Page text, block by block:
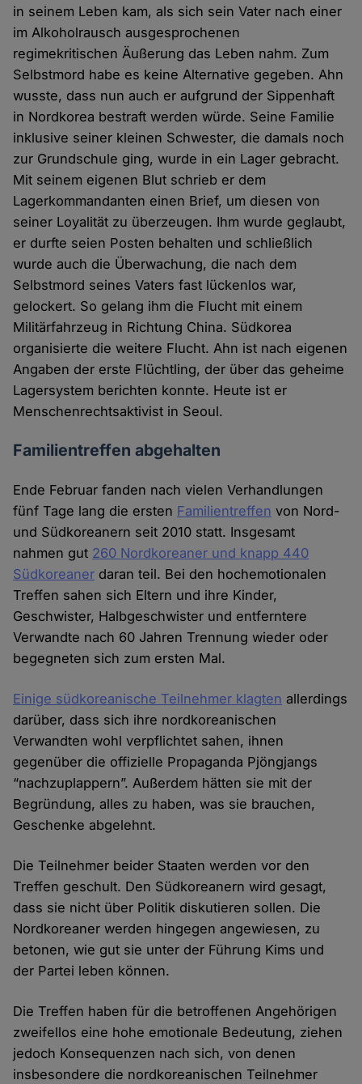
in seinem Leben kam, als sich sein Vater nach einer
im Alkoholrausch ausgesprochenen
regimekritischen Äußerung das Leben nahm. Zum
Selbstmord habe es keine Alternative gegeben. Ahn
wusste, dass nun auch er aufgrund der Sippenhaft
in Nordkorea bestraft werden würde. Seine Familie
inklusive seiner kleinen Schwester, die damals noch
zur Grundschule ging, wurde in ein Lager gebracht.
Mit seinem eigenen Blut schrieb er dem
Lagerkommandanten einen Brief, um diesen von
seiner Loyalität zu überzeugen. Ihm wurde geglaubt,
er durfte seien Posten behalten und schließlich
wurde auch die Überwachung, die nach dem
Selbstmord seines Vaters fast lückenlos war,
gelockert. So gelang ihm die Flucht mit einem
Militärfahrzeug in Richtung China. Südkorea
organisierte die weitere Flucht. Ahn ist nach eigenen
Angaben der erste Flüchtling, der über das geheime
Lagersystem berichten konnte. Heute ist er
Menschenrechtsaktivist in Seoul.
Familientreffen abgehalten
Ende Februar fanden nach vielen Verhandlungen
fünf Tage lang die ersten Familientreffen von Nord-
und Südkoreanern seit 2010 statt. Insgesamt
nahmen gut 260 Nordkoreaner und knapp 440
Südkoreaner daran teil. Bei den hochemotionalen
Treffen sahen sich Eltern und ihre Kinder,
Geschwister, Halbgeschwister und entferntere
Verwandte nach 60 Jahren Trennung wieder oder
begegneten sich zum ersten Mal.
Einige südkoreanische Teilnehmer klagten allerdings
darüber, dass sich ihre nordkoreanischen
Verwandten wohl verpflichtet sahen, ihnen
gegenüber die offizielle Propaganda Pjöngjangs
“nachzuplappern”. Außerdem hätten sie mit der
Begründung, alles zu haben, was sie brauchen,
Geschenke abgelehnt.
Die Teilnehmer beider Staaten werden vor den
Treffen geschult. Den Südkoreanern wird gesagt,
dass sie nicht über Politik diskutieren sollen. Die
Nordkoreaner werden hingegen angewiesen, zu
betonen, wie gut sie unter der Führung Kims und
der Partei leben können.
Die Treffen haben für die betroffenen Angehörigen
zweifellos eine hohe emotionale Bedeutung, ziehen
jedoch Konsequenzen nach sich, von denen
insbesondere die nordkoreanischen Teilnehmer